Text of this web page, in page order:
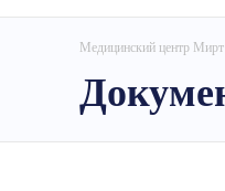
Медицинский центр